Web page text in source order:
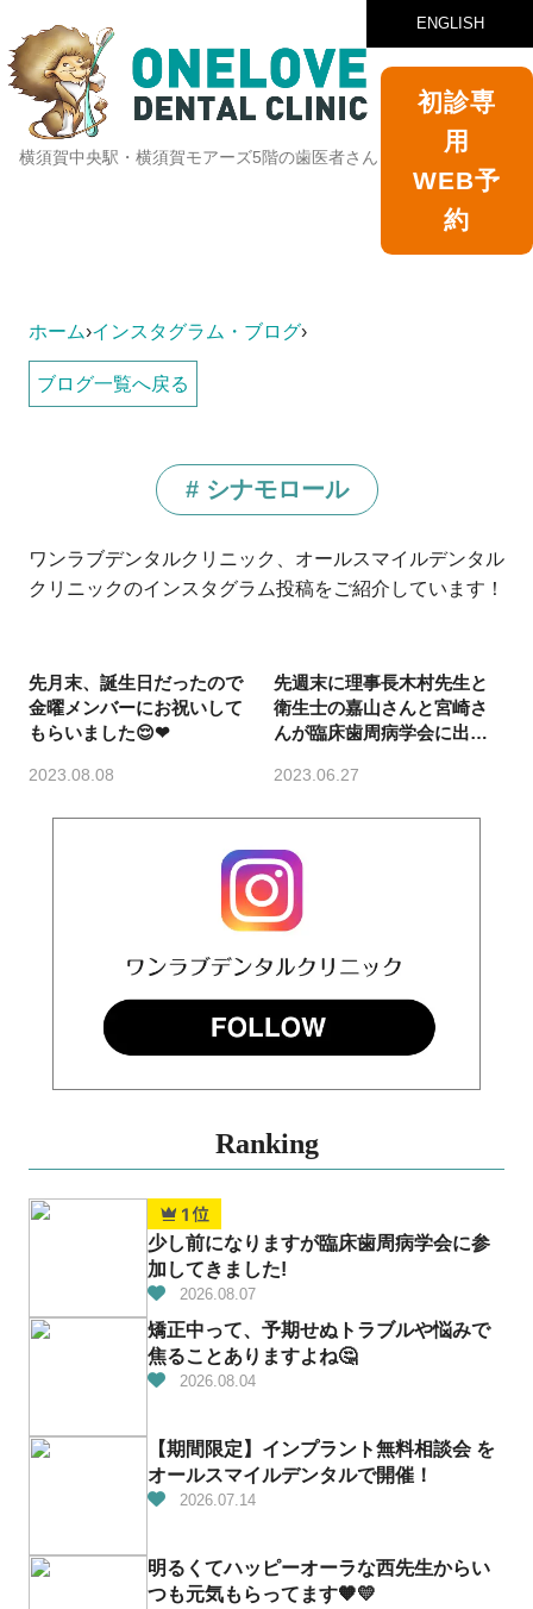
ENGLISH
横須賀中央駅・横須賀モアーズ5階の歯医者さん
初診専
用
WEB予
約
ホーム›インスタグラム・ブログ›
ブログ一覧へ戻る
# シナモロール
ワンラブデンタルクリニック、オールスマイルデンタル
クリニックのインスタグラム投稿をご紹介しています！
先月末、誕生日だったので
金曜メンバーにお祝いして
もらいました😌❤
2023.08.08
先週末に理事長木村先生と
衛生士の嘉山さんと宮崎さ
んが臨床歯周病学会に出席
た✨
2023.06.27
Ranking
少し前になりますが臨床歯周病学会に参
加してきました!
2026.08.07
矯正中って、予期せぬトラブルや悩みで
焦ることありますよね🤔
2026.08.04
【期間限定】インプラント無料相談会 を
オールスマイルデンタルで開催！
2026.07.14
明るくてハッピーオーラな西先生からい
つも元気もらってます🧡💛